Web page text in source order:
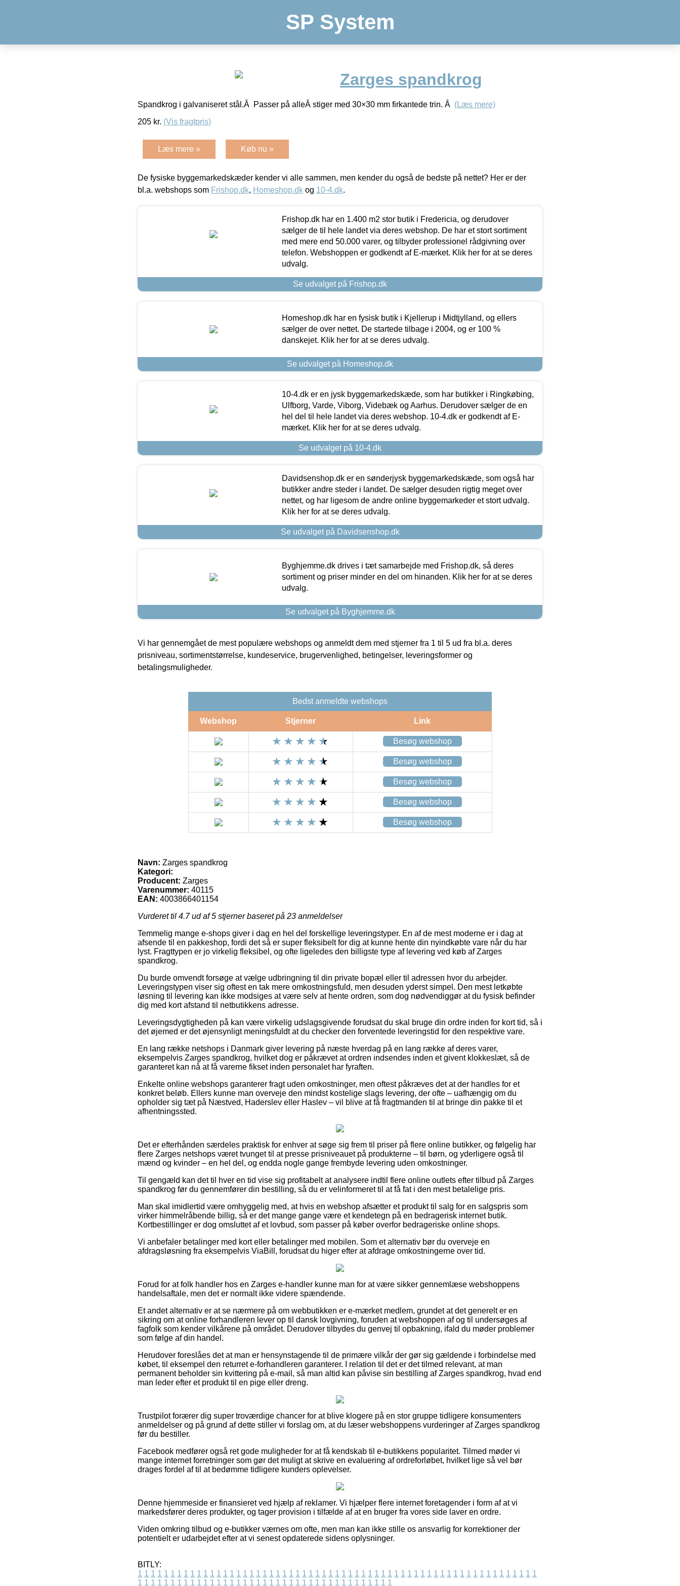
SP System
Zarges spandkrog
Spandkrog i galvaniseret stål.Â Passer på alleÂ stiger med 30×30 mm firkantede trin. Â (Læs mere)
205 kr. (Vis fragtpris)
Læs mere » Køb nu »
De fysiske byggemarkedskæder kender vi alle sammen, men kender du også de bedste på nettet? Her er der
bl.a. webshops som Frishop.dk, Homeshop.dk og 10-4.dk.
Frishop.dk har en 1.400 m2 stor butik i Fredericia, og derudover
sælger de til hele landet via deres webshop. De har et stort sortiment
med mere end 50.000 varer, og tilbyder professionel rådgivning over
telefon. Webshoppen er godkendt af E-mærket. Klik her for at se deres
udvalg.
Se udvalget på Frishop.dk
Homeshop.dk har en fysisk butik i Kjellerup i Midtjylland, og ellers
sælger de over nettet. De startede tilbage i 2004, og er 100 %
danskejet. Klik her for at se deres udvalg.
Se udvalget på Homeshop.dk
10-4.dk er en jysk byggemarkedskæde, som har butikker i Ringkøbing,
Ulfborg, Varde, Viborg, Videbæk og Aarhus. Derudover sælger de en
hel del til hele landet via deres webshop. 10-4.dk er godkendt af E-
mærket. Klik her for at se deres udvalg.
Se udvalget på 10-4.dk
Davidsenshop.dk er en sønderjysk byggemarkedskæde, som også har
butikker andre steder i landet. De sælger desuden rigtig meget over
nettet, og har ligesom de andre online byggemarkeder et stort udvalg.
Klik her for at se deres udvalg.
Se udvalget på Davidsenshop.dk
Byghjemme.dk drives i tæt samarbejde med Frishop.dk, så deres
sortiment og priser minder en del om hinanden. Klik her for at se deres
udvalg.
Se udvalget på Byghjemme.dk
Vi har gennemgået de mest populære webshops og anmeldt dem med stjerner fra 1 til 5 ud fra bl.a. deres
prisniveau, sortimentstørrelse, kundeservice, brugervenlighed, betingelser, leveringsformer og
betalingsmuligheder.
Bedst anmeldte webshops
Webshop Stjerner Link
Besøg webshop
Besøg webshop
Besøg webshop
Besøg webshop
Besøg webshop
Navn: Zarges spandkrog
Kategori:
Producent: Zarges
Varenummer: 40115
EAN: 4003866401154
Vurderet til 4.7ud af 5 stjerner baseret på 23 anmeldelser
Temmelig mange e-shops giver i dag en hel del forskellige leveringstyper. En af de mest moderne er i dag at
afsende til en pakkeshop, fordi det så er super fleksibelt for dig at kunne hente din nyindkøbte vare når du har
lyst. Fragttypen er jo virkelig fleksibel, og ofte ligeledes den billigste type af levering ved køb af Zarges
spandkrog.
Du burde omvendt forsøge at vælge udbringning til din private bopæl eller til adressen hvor du arbejder.
Leveringstypen viser sig oftest en tak mere omkostningsfuld, men desuden yderst simpel. Den mest letkøbte
løsning til levering kan ikke modsiges at være selv at hente ordren, som dog nødvendiggør at du fysisk befinder
dig med kort afstand til netbutikkens adresse.
Leveringsdygtigheden på kan være virkelig udslagsgivende forudsat du skal bruge din ordre inden for kort tid, så i
det øjemed er det øjensynligt meningsfuldt at du checker den forventede leveringstid for den respektive vare.
En lang række netshops i Danmark giver levering på næste hverdag på en lang række af deres varer,
eksempelvis Zarges spandkrog, hvilket dog er påkrævet at ordren indsendes inden et givent klokkeslæt, så de
garanteret kan nå at få varerne fikset inden personalet har fyraften.
Enkelte online webshops garanterer fragt uden omkostninger, men oftest påkræves det at der handles for et
konkret beløb. Ellers kunne man overveje den mindst kostelige slags levering, der ofte – uafhængig om du
opholder sig tæt på Næstved, Haderslev eller Haslev – vil blive at få fragtmanden til at bringe din pakke til et
afhentningssted.
Det er efterhånden særdeles praktisk for enhver at søge sig frem til priser på flere online butikker, og følgelig har
flere Zarges netshops været tvunget til at presse prisniveauet på produkterne – til børn, og yderligere også til
mænd og kvinder – en hel del, og endda nogle gange frembyde levering uden omkostninger.
Til gengæld kan det til hver en tid vise sig profitabelt at analysere indtil flere online outlets efter tilbud på Zarges
spandkrog før du gennemfører din bestilling, så du er velinformeret til at få fat i den mest betalelige pris.
Man skal imidlertid være omhyggelig med, at hvis en webshop afsætter et produkt til salg for en salgspris som
virker himmelråbende billig, så er det mange gange være et kendetegn på en bedragerisk internet butik.
Kortbestillinger er dog omsluttet af et lovbud, som passer på køber overfor bedrageriske online shops.
Vi anbefaler betalinger med kort eller betalinger med mobilen. Som et alternativ bør du overveje en
afdragsløsning fra eksempelvis ViaBill, forudsat du higer efter at afdrage omkostningerne over tid.
Forud for at folk handler hos en Zarges e-handler kunne man for at være sikker gennemlæse webshoppens
handelsaftale, men det er normalt ikke videre spændende.
Et andet alternativ er at se nærmere på om webbutikken er e-mærket medlem, grundet at det generelt er en
sikring om at online forhandleren lever op til dansk lovgivning, foruden at webshoppen af og til undersøges af
fagfolk som kender vilkårene på området. Derudover tilbydes du genvej til opbakning, ifald du møder problemer
som følge af din handel.
Herudover foreslåes det at man er hensynstagende til de primære vilkår der gør sig gældende i forbindelse med
købet, til eksempel den returret e-forhandleren garanterer. I relation til det er det tilmed relevant, at man
permanent beholder sin kvittering på e-mail, så man altid kan påvise sin bestilling af Zarges spandkrog, hvad end
man leder efter et produkt til en pige eller dreng.
Trustpilot forærer dig super troværdige chancer for at blive klogere på en stor gruppe tidligere konsumenters
anmeldelser og på grund af dette stiller vi forslag om, at du læser webshoppens vurderinger af Zarges spandkrog
før du bestiller.
Facebook medfører også ret gode muligheder for at få kendskab til e-butikkens popularitet. Tilmed møder vi
mange internet forretninger som gør det muligt at skrive en evaluering af ordreforløbet, hvilket lige så vel bør
drages fordel af til at bedømme tidligere kunders oplevelser.
Denne hjemmeside er finansieret ved hjælp af reklamer. Vi hjælper flere internet foretagender i form af at vi
markedsfører deres produkter, og tager provision i tilfælde af at en bruger fra vores side laver en ordre.
Viden omkring tilbud og e-butikker værnes om ofte, men man kan ikke stille os ansvarlig for korrektioner der
potentielt er udarbejdet efter at vi senest opdaterede sidens oplysninger.
BITLY:
1 1 1 1 1 1 1 1 1 1 1 1 1 1 1 1 1 1 1 1 1 1 1 1 1 1 1 1 1 1 1 1 1 1 1 1 1 1 1 1 1 1 1 1 1 1 1 1 1 1 1 1 1 1 1 1 1 1 1 1 1
1 1 1 1 1 1 1 1 1 1 1 1 1 1 1 1 1 1 1 1 1 1 1 1 1 1 1 1 1 1 1 1 1 1 1 1 1 1 1